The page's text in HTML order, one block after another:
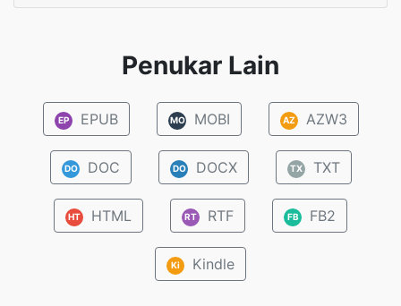
Penukar Lain
EP EPUB MO MOBI AZ AZW3
DO DOC DO DOCX TX TXT
HT HTML RT RTF FB FB2
Ki Kindle